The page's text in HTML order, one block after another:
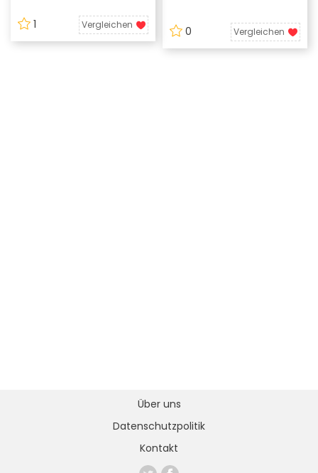
1 Vergleichen
0 Vergleichen
Über uns
Datenschutzpolitik
Kontakt